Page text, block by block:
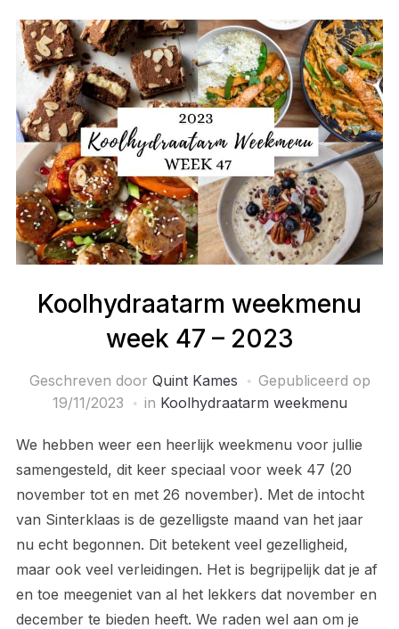
Koolhydraatarm weekmenu
week 47 – 2023
Geschreven door Quint Kames
Gepubliceerd op
19/11/2023
in Koolhydraatarm weekmenu
We hebben weer een heerlijk weekmenu voor jullie
samengesteld, dit keer speciaal voor week 47 (20
november tot en met 26 november). Met de intocht
van Sinterklaas is de gezelligste maand van het jaar
nu echt begonnen. Dit betekent veel gezelligheid,
maar ook veel verleidingen. Het is begrijpelijk dat je af
en toe meegeniet van al het lekkers dat november en
december te bieden heeft. We raden wel aan om je